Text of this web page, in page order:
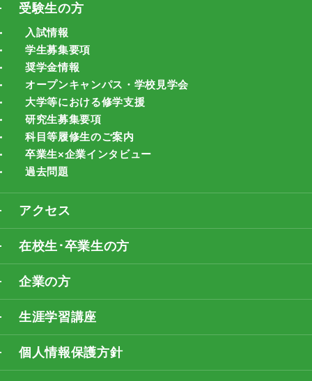
受験生の方
入試情報
学生募集要項
奨学金情報
オープンキャンパス・学校見学会
大学等における修学支援
研究生募集要項
科目等履修生のご案内
卒業生×企業インタビュー
過去問題
アクセス
在校生･卒業生の方
企業の方
生涯学習講座
個人情報保護方針